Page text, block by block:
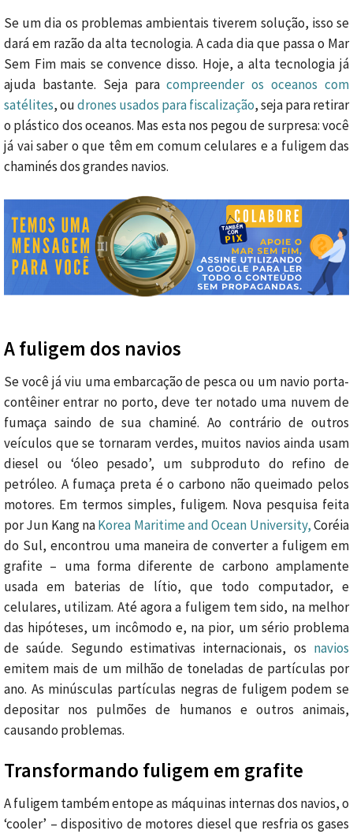
Se um dia os problemas ambientais tiverem solução, isso se
dará em razão da alta tecnologia. A cada dia que passa o Mar
Sem Fim mais se convence disso. Hoje, a alta tecnologia já
ajuda bastante. Seja paracompreender os oceanos com
satélites, oudrones usados para fiscalização, seja para retirar
o plástico dos oceanos. Mas esta nos pegou de surpresa: você
já vai saber o que têm em comum celulares e a fuligem das
chaminés dos grandes navios.
A fuligem dos navios
Se você já viu uma embarcação de pesca ou um navio porta-
contêiner entrar no porto, deve ter notado uma nuvem de
fumaça saindo de sua chaminé. Ao contrário de outros
veículos que se tornaram verdes, muitos navios ainda usam
diesel ou ‘óleo pesado’, um subproduto do refino de
petróleo. A fumaça preta é o carbono não queimado pelos
motores. Em termos simples, fuligem. Nova pesquisa feita
por Jun Kang naKorea Maritime and Ocean University,Coréia
do Sul, encontrou uma maneira de converter a fuligem em
grafite – uma forma diferente de carbono amplamente
usada em baterias de lítio, que todo computador, e
celulares, utilizam. Até agora a fuligem tem sido, na melhor
das hipóteses, um incômodo e, na pior, um sério problema
de saúde. Segundo estimativas internacionais, os navios
emitem mais de um milhão de toneladas de partículas por
ano. As minúsculas partículas negras de fuligem podem se
depositar nos pulmões de humanos e outros animais,
causando problemas.
Transformando fuligem em grafite
A fuligem também entope as máquinas internas dos navios, o
‘cooler’ – dispositivo de motores diesel que resfria os gases